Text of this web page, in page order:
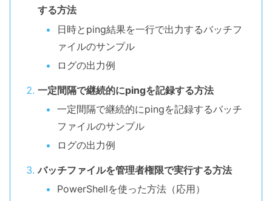
する方法
日時とping結果を一行で出力するバッチフ
ァイルのサンプル
ログの出力例
一定間隔で継続的にpingを記録する方法
一定間隔で継続的にpingを記録するバッチ
ファイルのサンプル
ログの出力例
バッチファイルを管理者権限で実行する方法
PowerShellを使った方法（応用）